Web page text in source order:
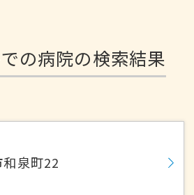
の病院の検索結果
泉町22